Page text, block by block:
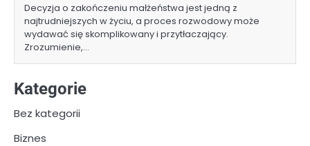
Decyzja o zakończeniu małżeństwa jest jedną z
najtrudniejszych w życiu, a proces rozwodowy może
wydawać się skomplikowany i przytłaczający.
Zrozumienie,…
Kategorie
Bez kategorii
Biznes